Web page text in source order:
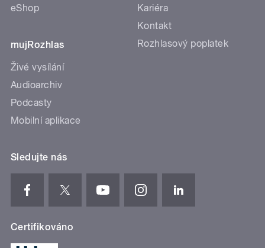
eShop
mujRozhlas
Živé vysílání
Audioarchiv
Podcasty
Mobilní aplikace
Kariéra
Kontakt
Rozhlasový poplatek
Sledujte nás
Certifikováno